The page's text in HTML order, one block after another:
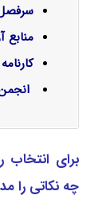
برای انتخاب
چه نکاتی را